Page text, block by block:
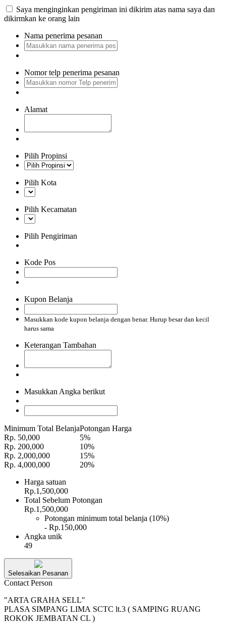
Saya menginginkan pengiriman ini dikirim atas nama saya dan
dikirmkan ke orang lain
Nama penerima pesanan
Nomor telp penerima pesanan
Alamat
Pilih Propinsi
Pilih Kota
Pilih Kecamatan
Pilih Pengiriman
Kode Pos
Kupon Belanja
Masukkan kode kupon belanja dengan benar. Hurup besar dan kecil
harus sama
Keterangan Tambahan
Masukkan Angka berikut
Minimum Total BelanjaPotongan Harga
Rp. 50,000
5%
Rp. 200,000
10%
Rp. 2,000,000
15%
Rp. 4,000,000
20%
Harga satuan
Rp.1,500,000
Total Sebelum Potongan
Rp.1,500,000
Potongan minimum total belanja (10%)
- Rp.150,000
Angka unik
49
Selesaikan Pesanan
Contact Person
"ARTA GRAHA SELL"
PLASA SIMPANG LIMA SCTC lt.3 ( SAMPING RUANG
ROKOK JEMBATAN CL )